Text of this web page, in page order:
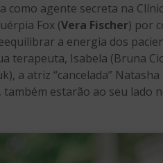
como agente secreta na
Fox (Vera Fischer) por
a energia dos
terapeuta, Isabela (Bruna
a atriz “cancelada”
estarão ao seu lado